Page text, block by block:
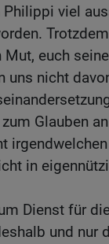
viel
euch
uns nicht
Glauben
irgendwelchen
in
Dienst für
und nur